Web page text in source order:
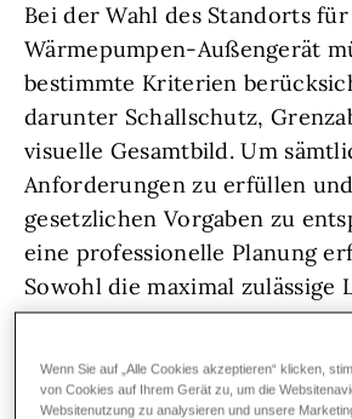
Bei der Wahl des Standorts
Wärmepumpen-Außengerät
bestimmte Kriterien
darunter Schallschutz,
visuelle Gesamtbild. Um
Anforderungen zu erfüllen
gesetzlichen Vorgaben zu
eine professionelle Planung
Sowohl die maximal zulässige
als auch die erforderlichen
Wenn Sie auf „Alle Cookies akzeptieren“ klicken,
von Cookies auf Ihrem Gerät zu, um die
Websitenutzung zu analysieren und unsere